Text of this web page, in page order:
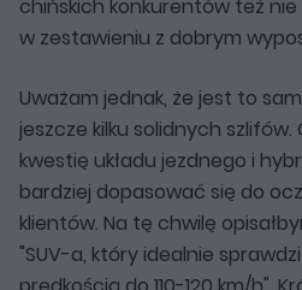
chińskich konkurentów też nie
w zestawieniu z dobrym
Uważam jednak, że jest to
jeszcze kilku solidnych
kwestię układu jezdnego i
bardziej dopasować się do
klientów. Na tę chwilę
"SUV-a, który idealnie